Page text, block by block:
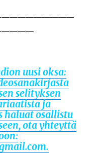
uusi oksa:
selityksen
ja
haluat osallistu
ota yhteyttä